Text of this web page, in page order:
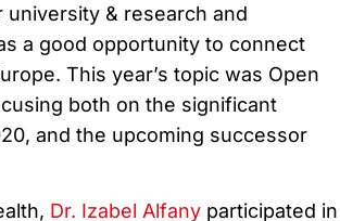
& research and
a good opportunity to connect
This year’s topic was Open
both on the significant
and the upcoming successor
Dr. Izabel Alfanyparticipated in